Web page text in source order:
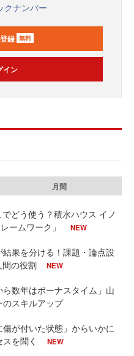
クナンバー
録 無料
イン
月間
どう使う？積水ハウス イノ
ームワーク」
NEW
結果を分ける！課題・論点設
の役割
NEW
ら数年はボーナスタイム」山
スキルアップ
が付いた状態」からいかに
を聞く
NEW